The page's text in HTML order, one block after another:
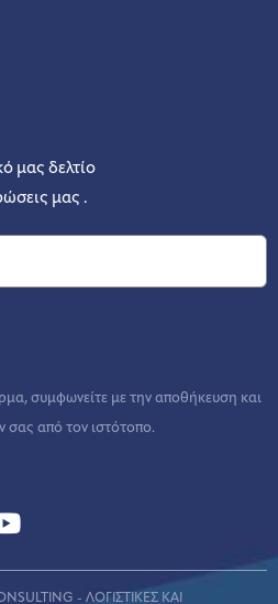
μας δελτίο
μας .
συμφωνείτε με την αποθήκευση και
σας από τον ιστότοπο.
- ΛΟΓΙΣΤΙΚΕΣ ΚΑΙ